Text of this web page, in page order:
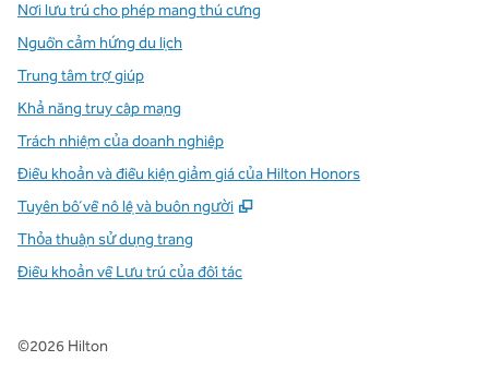
Nơi lưu trú cho phép mang thú cưng
Nguồn cảm hứng du lịch
Trung tâm trợ giúp
Khả năng truy cập mạng
Trách nhiệm của doanh nghiệp
Điều khoản và điều kiện giảm giá của Hilton Honors
Tuyên bố về nô lệ và buôn người
,
Thỏa thuận sử dụng trang
Điều khoản về Lưu trú của đối tác
©2026 Hilton